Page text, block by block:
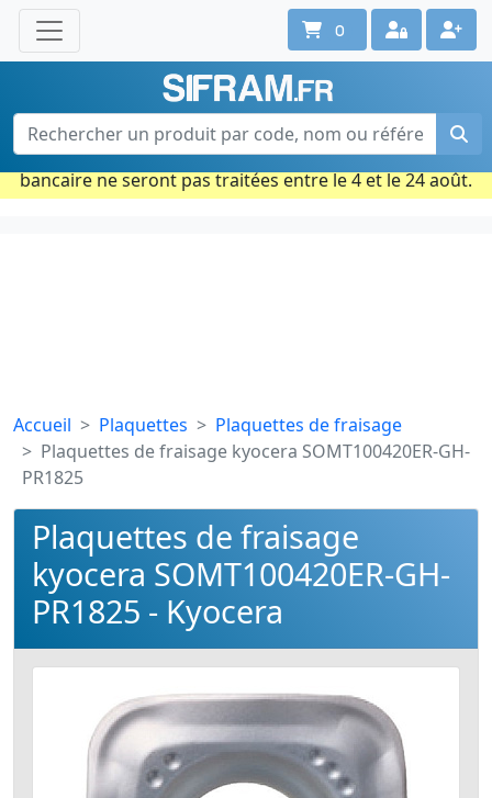
Une question ? Un conseil ?
Contactez-nous au 02 40 92 17 71
Ouvert du lun. au vend. de 08h à 18h
Période estivale : Les commandes prises par carte
bancaire ne seront pas traitées entre le 4 et le 24 août.
0
Accueil Plaquettes
Plaquettes de fraisage
Plaquettes de fraisage kyocera SOMT100420ER-GH-
PR1825
Plaquettes de fraisage
kyocera SOMT100420ER-GH-
PR1825 - Kyocera